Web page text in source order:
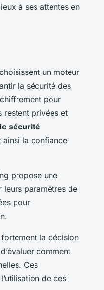
à ses attentes en
un moteur
la sécurité des
pour
restent privées et
sécurité
ainsi la confiance
propose une
leurs paramètres de
pour
la décision
comment
Ces
de ces